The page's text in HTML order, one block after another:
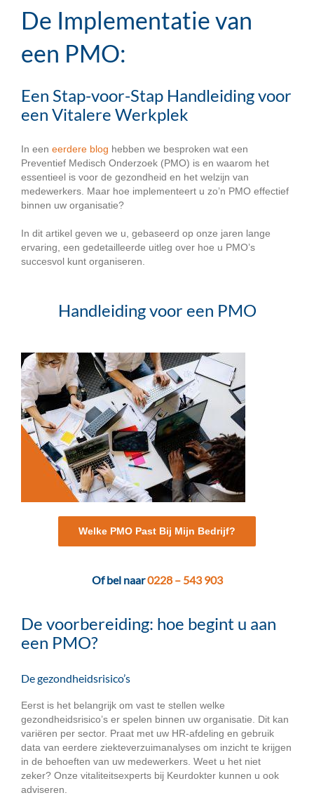
De Implementatie van
een PMO:
Een Stap-voor-Stap Handleiding voor
een Vitalere Werkplek
In een eerdere blog hebben we besproken wat een
Preventief Medisch Onderzoek (PMO) is en waarom het
essentieel is voor de gezondheid en het welzijn van
medewerkers. Maar hoe implementeert u zo’n PMO effectief
binnen uw organisatie?
In dit artikel geven we u, gebaseerd op onze jaren lange
ervaring, een gedetailleerde uitleg over hoe u PMO’s
succesvol kunt organiseren.
Handleiding voor een PMO
Welke PMO Past Bij Mijn Bedrijf?
Of bel naar0228 – 543 903
De voorbereiding: hoe begint u aan
een PMO?
De gezondheidsrisico’s
Eerst is het belangrijk om vast te stellen welke
gezondheidsrisico’s er spelen binnen uw organisatie. Dit kan
variëren per sector. Praat met uw HR-afdeling en gebruik
data van eerdere ziekteverzuimanalyses om inzicht te krijgen
in de behoeften van uw medewerkers. Weet u het niet
zeker? Onze vitaliteitsexperts bij Keurdokter kunnen u ook
adviseren.